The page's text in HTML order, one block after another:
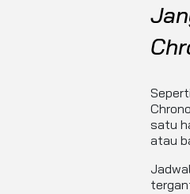
satu
atau